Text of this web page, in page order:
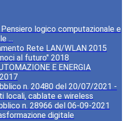
Pensiero logico computazionale e
...
Rete LAN/WLAN 2015
al futuro" 2018
E ENERGIA
n. 20480 del 20/07/2021 -
locali, cablate e wireless
n. 28966 del 06-09-2021
digitale